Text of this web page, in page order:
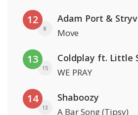
12
8
Adam Port & Stryv
Move
13
15 WE PRAY
14
13
Shaboozy
A Bar Song (Tipsy)